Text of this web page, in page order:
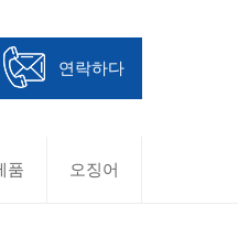
연락하다
품 오징어